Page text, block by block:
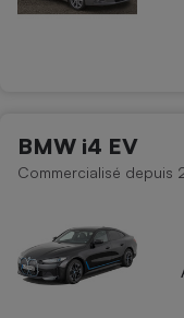
BMW i4 EV
Commercialisé depuis